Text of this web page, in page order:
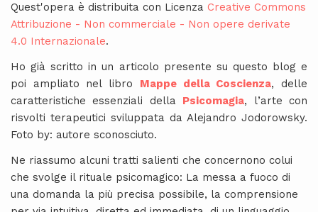
Quest'opera è distribuita con Licenza Creative Commons
Attribuzione - Non commerciale - Non opere derivate
4.0 Internazionale.
Ho già scritto in un articolo presente su questo blog e
poi ampliato nel libro Mappe della Coscienza, delle
caratteristiche essenziali della Psicomagia, l’arte con
risvolti terapeutici sviluppata da Alejandro Jodorowsky.
Foto by: autore sconosciuto.
Ne riassumo alcuni tratti salienti che concernono colui
che svolge il rituale psicomagico: La messa a fuoco di
una domanda la più precisa possibile, la comprensione